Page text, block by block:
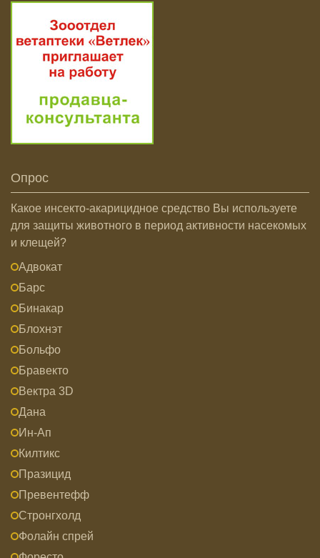
Опрос
Какое инсекто-акарицидное средство Вы используете
для защиты животного в период активности насекомых
и клещей?
Адвокат
Барс
Бинакар
Блохнэт
Больфо
Бравекто
Вектра 3D
Дана
Ин-Ап
Килтикс
Празицид
Превентефф
Стронгхолд
Фолайн спрей